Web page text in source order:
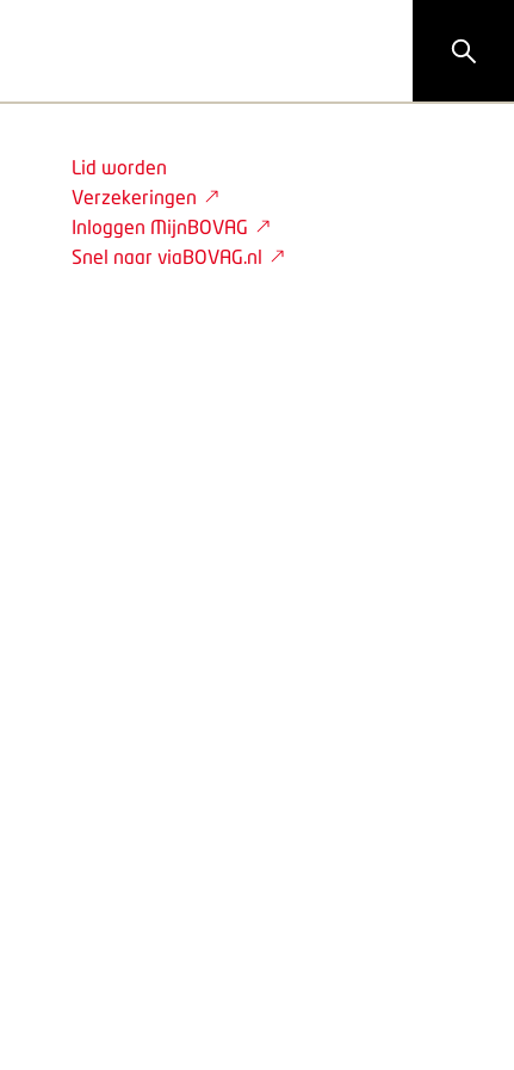
Lid worden
Verzekeringen
Inloggen MijnBOVAG
Snel naar viaBOVAG.nl